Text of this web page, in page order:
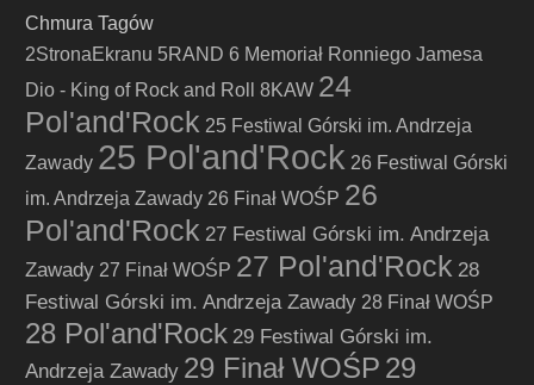
Chmura Tagów
2StronaEkranu 5RAND 6 Memoriał Ronniego Jamesa
Dio - King of Rock and Roll
8KAW 24
Pol'and'Rock 25 Festiwal Górski im. Andrzeja
Zawady 25 Pol'and'Rock 26 Festiwal Górski
im. Andrzeja Zawady 26 Finał WOŚP 26
Pol'and'Rock 27 Festiwal Górski im. Andrzeja
Zawady 27 Finał WOŚP 27 Pol'and'Rock 28
Festiwal Górski im. Andrzeja Zawady 28 Finał WOŚP
28 Pol'and'Rock 29 Festiwal Górski im.
Andrzeja Zawady 29 Finał WOŚP 29